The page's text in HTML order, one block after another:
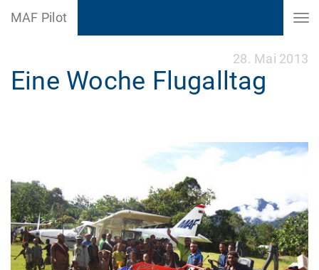
MAF Pilot
28. Mai 2013
Eine Woche Flugalltag